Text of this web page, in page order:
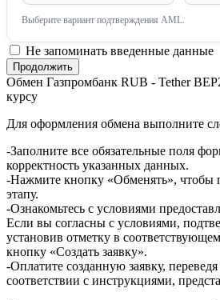
Выберите вариант подтверждения AML.
Не запоминать введенные данные
Обмен Газпромбанк RUB - Tether
курсу
Для оформления обмена выполните
-Заполните все обязательные поля
корректность указанных данных.
-Нажмите кнопку «Обменять», чтобы
этапу.
-Ознакомьтесь с условиями
Если вы согласны с условиями,
установив отметку в
кнопку «Создать заявку».
-Оплатите созданную заявку,
соответствии с инструкциями,